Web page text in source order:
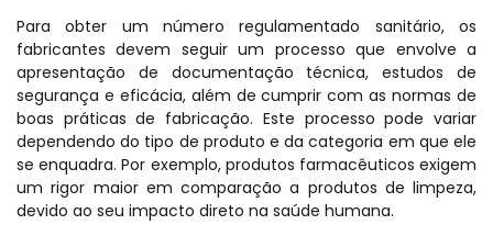
Para obter um número regulamentado sanitário, os
fabricantes devem seguir um processo que envolve a
apresentação de documentação técnica, estudos de
segurança e eficácia, além de cumprir com as normas de
boas práticas de fabricação. Este processo pode variar
dependendo do tipo de produto e da categoria em que ele
se enquadra. Por exemplo, produtos farmacêuticos exigem
um rigor maior em comparação a produtos de limpeza,
devido ao seu impacto direto na saúde humana.